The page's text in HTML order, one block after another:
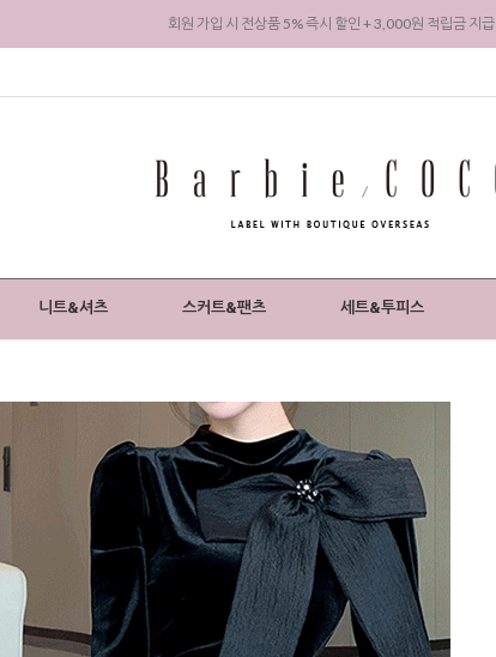
회원 가입 시 전상품 5% 즉시 할인 + 3,000원 적립금 지급
니트&셔츠 스커트&팬츠 세트&투피스